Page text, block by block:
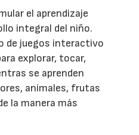
el aprendizaje
integral del niño.
de juegos interactivo
explorar, tocar,
se aprenden
animales, frutas
la manera más